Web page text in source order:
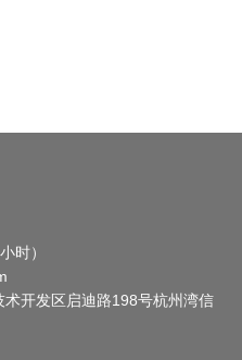
时）
开发区启迪路198号杭州湾信